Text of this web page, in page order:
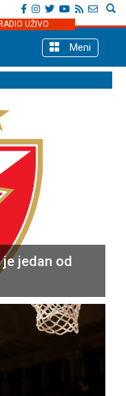
RADIO UŽIVO
Meni
jedan od